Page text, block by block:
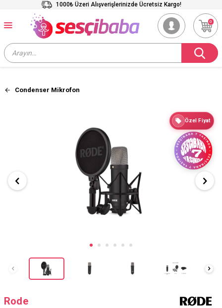
1000₺ Üzeri Alışverişlerinizde Ücretsiz Kargo!
0
Condenser Mikrofon
Özel Fiyat
Rode